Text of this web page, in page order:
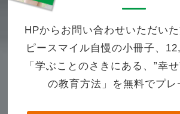
HPからお問い合わせいただい
ピースマイル自慢の小冊子、
「学ぶことのさきにある、”幸
の教育方法」を無料でプレ